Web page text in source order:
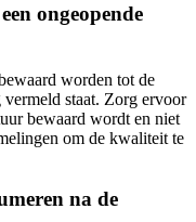
ongeopende
worden tot de
staat. Zorg ervoor
bewaard wordt en niet
om de kwaliteit te
na de